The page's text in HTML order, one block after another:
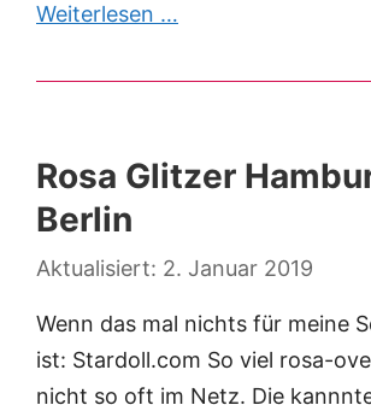
Weiterlesen …
Rosa Glitzer
Berlin
2. Januar 2019
Wenn das mal nichts für meine
ist: Stardoll.com So viel rosa-
nicht so oft im Netz. Die